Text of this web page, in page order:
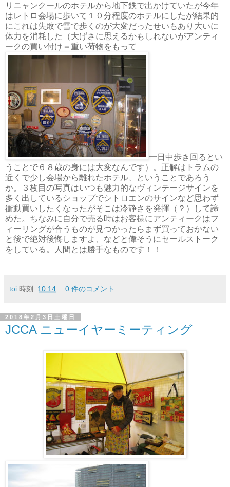
リニャンクールのホテルから地下鉄で出かけていたが今年
はレトロ会場に歩いて１０分程度のホテルにしたが結果的
にこれは失敗で雪で歩くのが大変だったせいもあり大いに
体力を消耗した（大げさに思えるかもしれないがアンティ
ークの買い付け＝重い荷物をもって
一日中歩き回るとい
うことで６８歳の身には大変なんです）。正解はトラムの
近くで少し会場から離れたホテル、ということであろう
か。３枚目の写真はいつも魅力的なヴィンテージサインを
多く出しているショップでシトロエンのサインなど思わず
衝動買いしたくなったがそこは冷静さを発揮（？）して諦
めた。ちなみに自分で売る時はお客様にアンティークはフ
ィーリングが合うものが見つかったらまず買っておかない
と後で絶対後悔しますよ、などと偉そうにセールストーク
をしている。人間とは勝手なものです！！
toi 時刻: 10:14 0 件のコメント:
2018年2月3日土曜日
JCCA ニューイヤーミーティング